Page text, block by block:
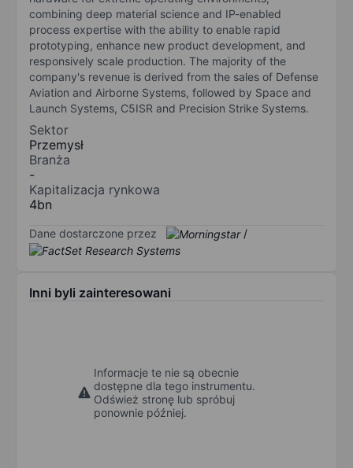
combining deep material science and IP-enabled
process expertise with the ability to enable rapid
prototyping, enhance new product development, and
responsively scale production. The majority of the
company's revenue is derived from the sales of Defense
Aviation and Airborne Systems, followed by Space and
Launch Systems, C5ISR and Precision Strike Systems.
Sektor
Przemysł
Branża
-
Kapitalizacja rynkowa
4bn
Dane dostarczone przez /
Inni byli zainteresowani
Informacje te nie są obecnie
dostępne dla tego instrumentu.
Odśwież stronę lub spróbuj
ponownie później.